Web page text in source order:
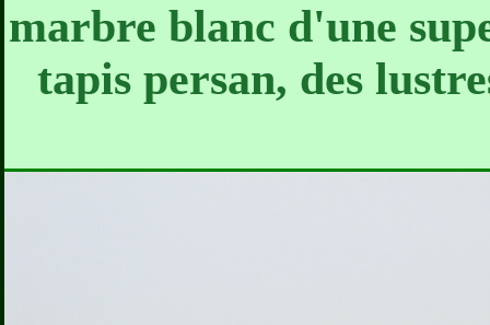
marbre blanc d'une
tapis persan, des